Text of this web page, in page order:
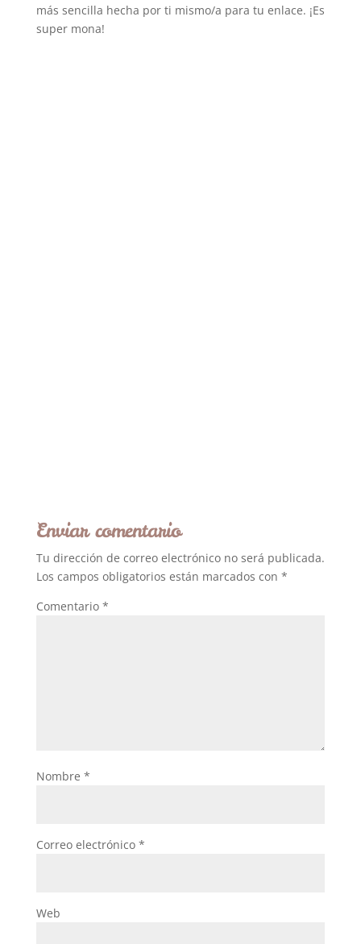
más sencilla hecha por ti mismo/a para tu enlace. ¡Es
super mona!
Enviar comentario
Tu dirección de correo electrónico no será publicada.
Los campos obligatorios están marcados con *
Comentario *
Nombre *
Correo electrónico *
Web